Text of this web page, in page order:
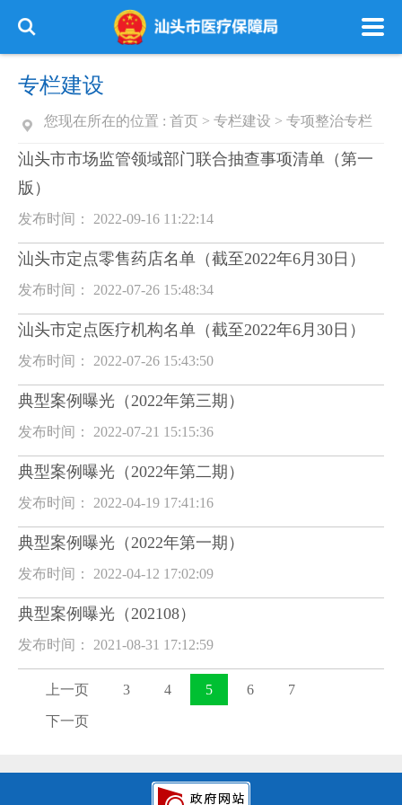
专栏建设
您现在所在的位置 : 首页 > 专栏建设 > 专项整治专栏
汕头市市场监管领域部门联合抽查事项清单（第一
版）
发布时间： 2022-09-16 11:22:14
汕头市定点零售药店名单（截至2022年6月30日）
发布时间： 2022-07-26 15:48:34
汕头市定点医疗机构名单（截至2022年6月30日）
发布时间： 2022-07-26 15:43:50
典型案例曝光（2022年第三期）
发布时间： 2022-07-21 15:15:36
典型案例曝光（2022年第二期）
发布时间： 2022-04-19 17:41:16
典型案例曝光（2022年第一期）
发布时间： 2022-04-12 17:02:09
典型案例曝光（202108）
发布时间： 2021-08-31 17:12:59
上一页 3 4 5 6 7
下一页